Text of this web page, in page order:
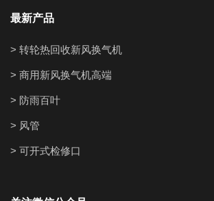
最新产品
> 转轮热回收新风换气机
> 商用新风换气机高端
> 防雨百叶
> 风管
> 可开式检修口